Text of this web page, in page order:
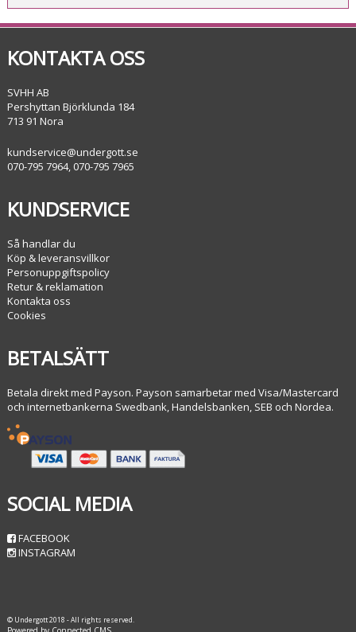
KONTAKTA OSS
SVHH AB
Pershyttan Björklunda 184
713 91 Nora
kundservice@undergott.se
070-795 7964, 070-795 7965
KUNDSERVICE
Så handlar du
Köp & leveransvillkor
Personuppgiftspolicy
Retur & reklamation
Kontakta oss
Cookies
BETALSÄTT
Betala direkt med Payson. Payson samarbetar med Visa/Mastercard
och internetbankerna Swedbank, Handelsbanken, SEB och Nordea.
SOCIAL MEDIA
FACEBOOK
INSTAGRAM
© Undergott 2018 - All rights reserved.